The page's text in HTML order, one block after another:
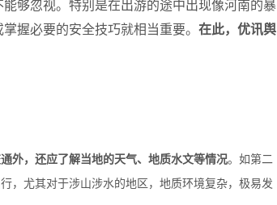
够忽视。特别是在出游的途中出现像河南的暴
握必要的安全技巧就相当重要。在此，优讯舆
外，还应了解当地的天气、地质水文等情况。如第二
，尤其对于涉山涉水的地区，地质环境复杂，极易发